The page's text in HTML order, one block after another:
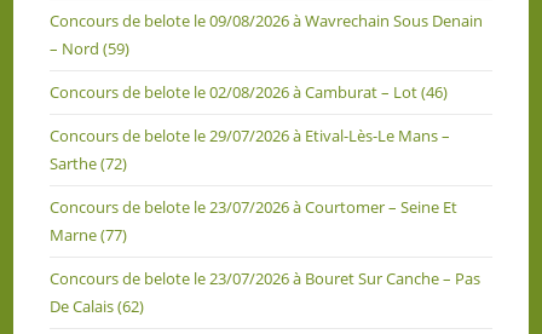
Concours de belote le 09/08/2026 à Wavrechain Sous Denain
– Nord (59)
Concours de belote le 02/08/2026 à Camburat – Lot (46)
Concours de belote le 29/07/2026 à Etival-Lès-Le Mans –
Sarthe (72)
Concours de belote le 23/07/2026 à Courtomer – Seine Et
Marne (77)
Concours de belote le 23/07/2026 à Bouret Sur Canche – Pas
De Calais (62)